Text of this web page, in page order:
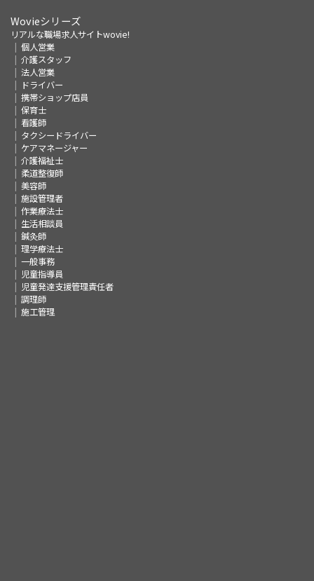
Wovieシリーズ
リアルな職場求人サイトwovie!
個人営業
介護スタッフ
法人営業
ドライバー
携帯ショップ店員
保育士
看護師
タクシードライバー
ケアマネージャー
介護福祉士
柔道整復師
美容師
施設管理者
作業療法士
生活相談員
鍼灸師
理学療法士
一般事務
児童指導員
児童発達支援管理責任者
調理師
施工管理